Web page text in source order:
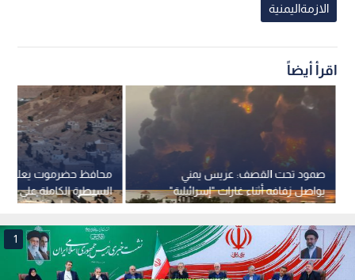
الازمةاليمنية
اقرأ أيضاً
محافظ حضرموت يعلن
السيطرة الكاملة على
صمود تحت القصف: عريس يمني
يواصل زفافه أثناء غارات "إسرائيلية"
على صنعاء
1